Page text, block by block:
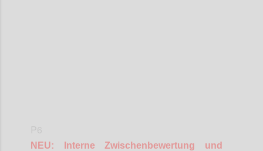
NEU: Interne Zwischenbewertung und